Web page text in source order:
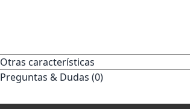
Otras características
Preguntas & Dudas (0)